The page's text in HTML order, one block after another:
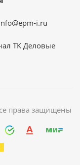
i.ru
ТК Деловые
права защищены